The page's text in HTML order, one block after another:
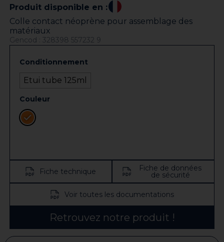
Produit disponible en :
Colle contact néoprène pour assemblage des
matériaux
Gencod : 328398 557232 9
Conditionnement
Etui tube 125ml
Couleur
Fiche technique Fiche de données
de sécurité
Voir toutes les documentations
Retrouvez notre produit !